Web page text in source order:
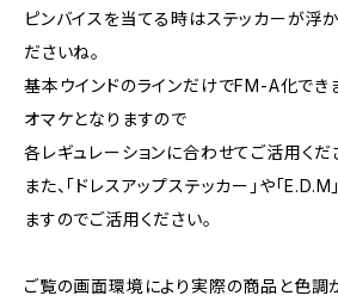
ピンバイスを当てる時はステッカーが浮
ださいね。
基本ウインドのラインだけでFM-A化でき
オマケとなりますので
各レギュレーションに合わせてご活用くだ
また、「ドレスアップステッカー」や「
ますのでご活用ください。
ご覧の画面環境により実際の商品と色調